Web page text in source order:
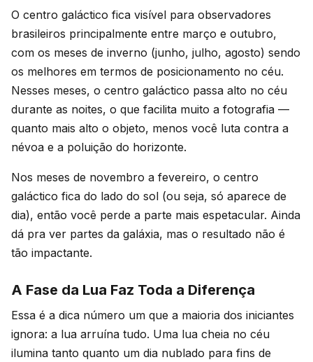
O centro galáctico fica visível para observadores
brasileiros principalmente entre março e outubro,
com os meses de inverno (junho, julho, agosto) sendo
os melhores em termos de posicionamento no céu.
Nesses meses, o centro galáctico passa alto no céu
durante as noites, o que facilita muito a fotografia —
quanto mais alto o objeto, menos você luta contra a
névoa e a poluição do horizonte.
Nos meses de novembro a fevereiro, o centro
galáctico fica do lado do sol (ou seja, só aparece de
dia), então você perde a parte mais espetacular. Ainda
dá pra ver partes da galáxia, mas o resultado não é
tão impactante.
A Fase da Lua Faz Toda a Diferença
Essa é a dica número um que a maioria dos iniciantes
ignora: a lua arruína tudo. Uma lua cheia no céu
ilumina tanto quanto um dia nublado para fins de